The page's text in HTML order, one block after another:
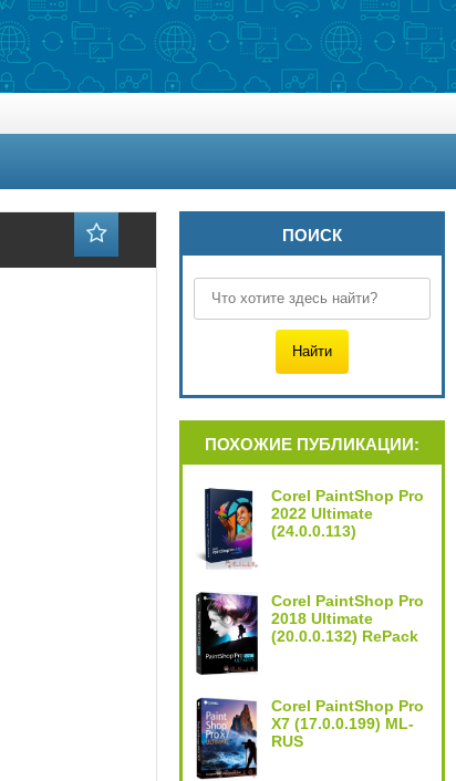
ПОИСК
ПОХОЖИЕ ПУБЛИКАЦИИ:
Corel PaintShop Pro
2022 Ultimate
(24.0.0.113)
Corel PaintShop Pro
2018 Ultimate
(20.0.0.132) RePack
Corel PaintShop Pro
X7 (17.0.0.199) ML-
RUS